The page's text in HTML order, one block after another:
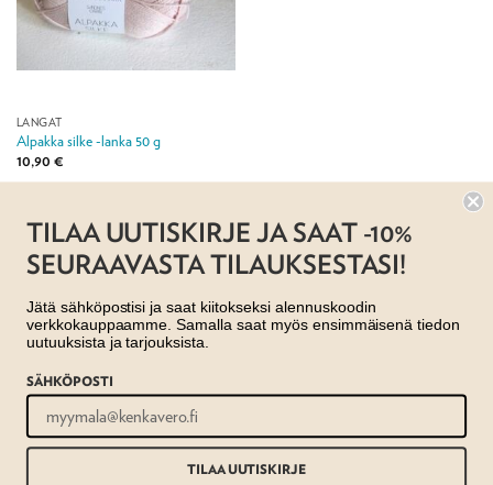
LANGAT
Alpakka silke -lanka 50 g
10,90 €
AJANKOHTAISTA
REKISTERISELOSTE
TILAUS- JA TOIMITUSEHDOT
Copyright 2026 ©Taito shop
TILAA UUTISKIRJE JA SAAT -10%
SEURAAVASTA TILAUKSESTASI!
Jätä sähköpostisi ja saat kiitokseksi alennuskoodin
verkkokauppaamme. Samalla saat myös ensimmäisenä tiedon
uutuuksista ja tarjouksista.
SÄHKÖPOSTI
TILAA UUTISKIRJE